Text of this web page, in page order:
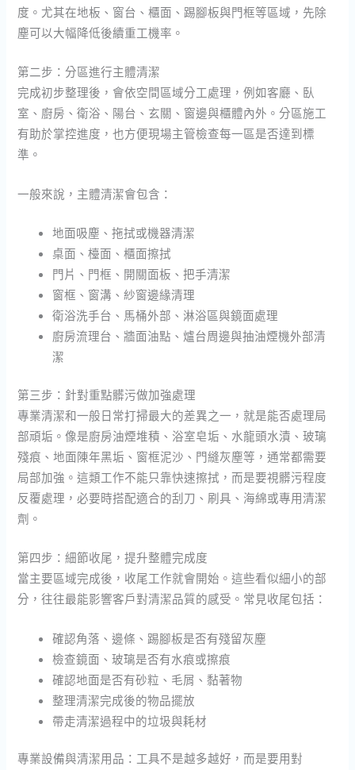
度。尤其在地板、窗台、櫃面、踢腳板與門框等區域，先除
塵可以大幅降低後續重工機率。
第二步：分區進行主體清潔
完成初步整理後，會依空間區域分工處理，例如客廳、臥
室、廚房、衛浴、陽台、玄關、窗邊與櫃體內外。分區施工
有助於掌控進度，也方便現場主管檢查每一區是否達到標
準。
一般來說，主體清潔會包含：
地面吸塵、拖拭或機器清潔
桌面、檯面、櫃面擦拭
門片、門框、開關面板、把手清潔
窗框、窗溝、紗窗邊緣清理
衛浴洗手台、馬桶外部、淋浴區與鏡面處理
廚房流理台、牆面油點、爐台周邊與抽油煙機外部清
潔
第三步：針對重點髒污做加強處理
專業清潔和一般日常打掃最大的差異之一，就是能否處理局
部頑垢。像是廚房油煙堆積、浴室皂垢、水龍頭水漬、玻璃
殘痕、地面陳年黑垢、窗框泥沙、門縫灰塵等，通常都需要
局部加強。這類工作不能只靠快速擦拭，而是要視髒污程度
反覆處理，必要時搭配適合的刮刀、刷具、海綿或專用清潔
劑。
第四步：細節收尾，提升整體完成度
當主要區域完成後，收尾工作就會開始。這些看似細小的部
分，往往最能影響客戶對清潔品質的感受。常見收尾包括：
確認角落、邊條、踢腳板是否有殘留灰塵
檢查鏡面、玻璃是否有水痕或擦痕
確認地面是否有砂粒、毛屑、黏著物
整理清潔完成後的物品擺放
帶走清潔過程中的垃圾與耗材
專業設備與清潔用品：工具不是越多越好，而是要用對